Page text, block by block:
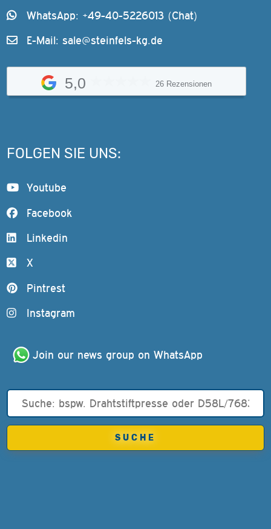
WhatsApp: +49-40-5226013 (Chat)
E-Mail: sale@steinfels-kg.de
5,0 26 Rezensionen
FOLGEN SIE UNS:
Youtube
Facebook
Linkedin
X
Pintrest
Instagram
Join our news group on WhatsApp